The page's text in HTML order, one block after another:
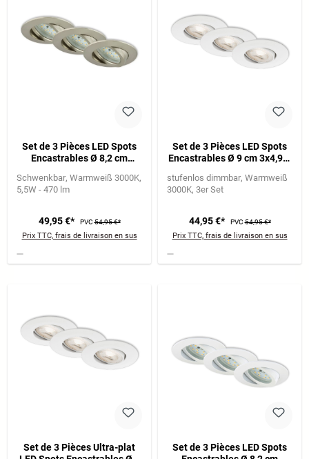
Set de 3 Pièces LED Spots
Encastrables Ø 8,2 cm
Schwenkbar Warmweiß 3000K
5,5W - 470 lm
49,95 €* PVC54,95 €*
Prix TTC, frais de livraison en sus
Set de 3 Pièces LED Spots
Encastrables Ø 9 cm 3x4,9W
stufenlos dimmbar Warmweiß
3000K 3er Set
44,95 €* PVC54,95 €*
Prix TTC, frais de livraison en sus
Set de 3 Pièces Ultra-plat
Set de 3 Pièces LED Spots